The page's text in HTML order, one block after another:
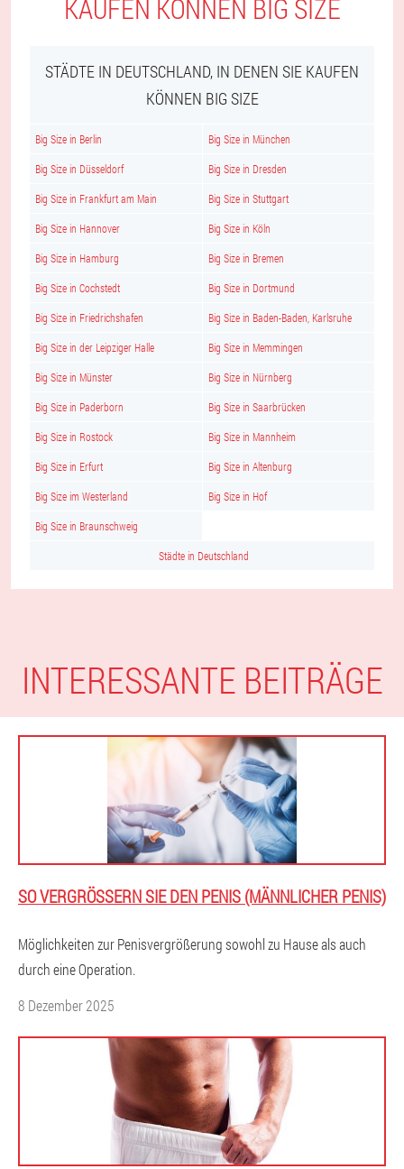
KAUFEN KÖNNEN BIG SIZE
STÄDTE IN DEUTSCHLAND, IN DENEN SIE KAUFEN
KÖNNEN BIG SIZE
Big Size in Berlin Big Size in München
Big Size in Düsseldorf Big Size in Dresden
Big Size in Frankfurt am Main Big Size in Stuttgart
Big Size in Hannover Big Size in Köln
Big Size in Hamburg Big Size in Bremen
Big Size in Cochstedt Big Size in Dortmund
Big Size in Friedrichshafen Big Size in Baden-Baden, Karlsruhe
Big Size in der Leipziger Halle Big Size in Memmingen
Big Size in Münster Big Size in Nürnberg
Big Size in Paderborn Big Size in Saarbrücken
Big Size in Rostock Big Size in Mannheim
Big Size in Erfurt Big Size in Altenburg
Big Size im Westerland Big Size in Hof
Big Size in Braunschweig
Städte in Deutschland
INTERESSANTE BEITRÄGE
SO VERGRÖSSERN SIE DEN PENIS (MÄNNLICHER PENIS)
Möglichkeiten zur Penisvergrößerung sowohl zu Hause als auch
durch eine Operation.
8 Dezember 2025